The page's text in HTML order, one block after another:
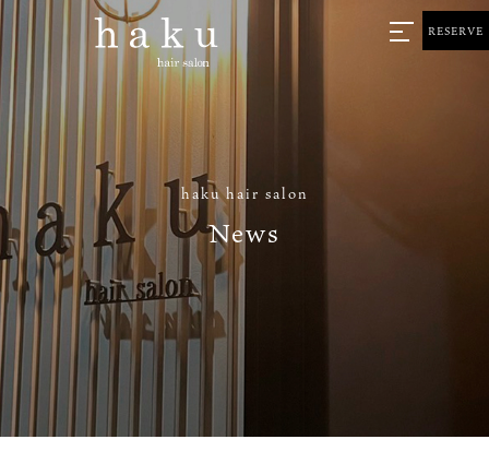
haku hair salon
News
RESERVE